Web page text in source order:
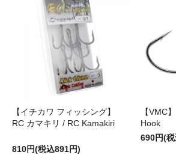
【イチカワ フィッシング】
RC カマキリ / RC Kamakiri
810円(税込891円)
【VMC
Hook
690円(